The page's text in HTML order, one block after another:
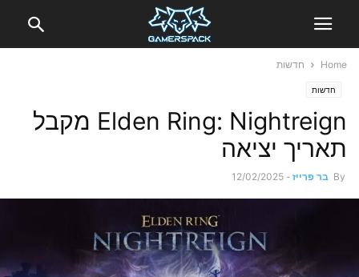
Home חדשות
חדשות
Elden Ring: Nightreign מקבל
תאריך יציאה
By בר פרייז -
12/02/2025